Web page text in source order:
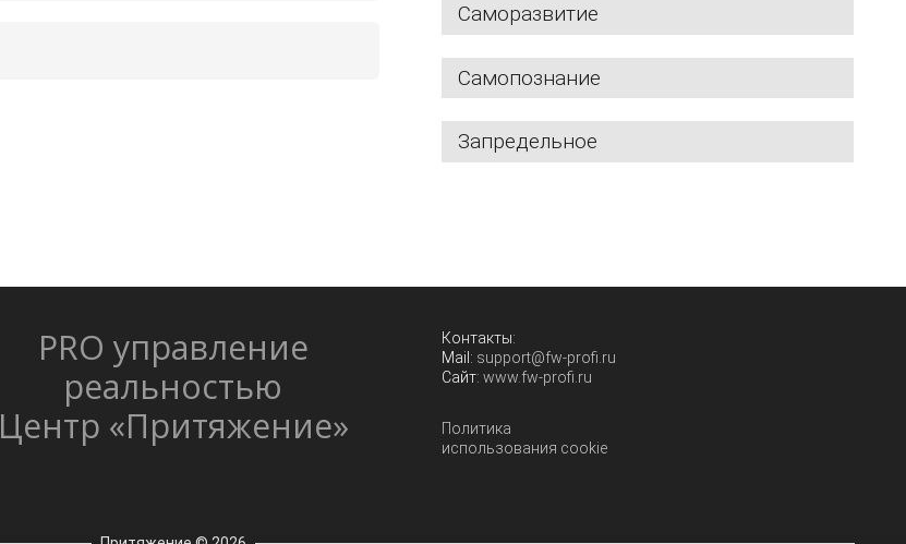
Саморазвитие
Самопознание
Запредельное
PRO управление
реальностью
Центр «Притяжение»
Контакты:
Mail: support@fw-profi.ru
Сайт:www.fw-profi.ru
Политика
использования cookie